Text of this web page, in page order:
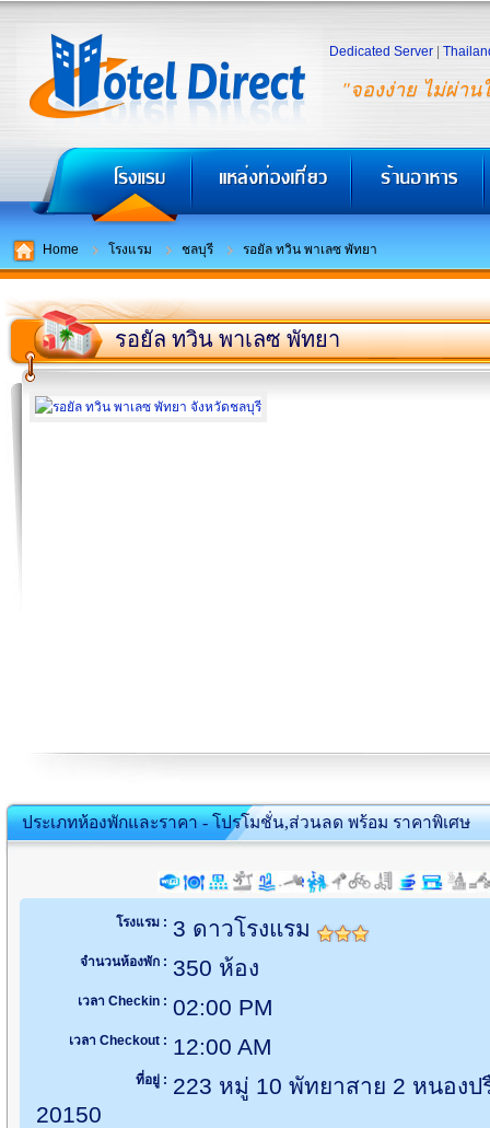
"จองง่าย ไม่ผ่าน
Dedicated Server
Home โรงแรม ชลบุรี รอยัล ทวิน พาเลซ พัทยา
รอยัล ทวิน พาเลซ พัทยา
ประเภทห้องพักและราคา - โปรโมชั่น,ส่วนลด พร้อม ราคาพิเศษ
โรงแรม : 3 ดาวโรงแรม
จำนวนห้องพัก : 350 ห้อง
เวลา Checkin : 02:00 PM
เวลา Checkout : 12:00 AM
ที่อยู่ : 223 หมู่ 10 พัทยาสาย 2 หนองป
20150